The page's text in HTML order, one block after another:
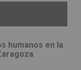
humanos en la